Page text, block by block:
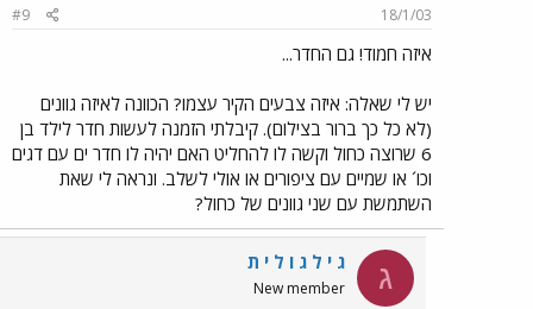
18/1/03
#9
איזה חמוד! גם החדר...
יש לי שאלה: איזה צבעים הקיר עצמו? הכוונה לאיזה גוונים
(לא כל כך ברור בצילום). קיבלתי הזמנה לעשות חדר לילד בן
6 שרוצה כחול וקשה לו להחליט האם יהיה לו חדר ים עם דגים
וכו´ או שמיים עם ציפורים או אולי לשלב. ונראה לי שאת
השתמשת עם שני גוונים של כחול?
ג ג י ל ג ו ל י ת
New member